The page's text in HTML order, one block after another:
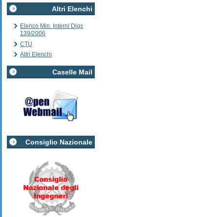
Altri Elenchi
Elenco Min. Interni Dlgs
139/2006
CTU
Altri Elenchi
Caselle Mail
Consiglio Nazionale